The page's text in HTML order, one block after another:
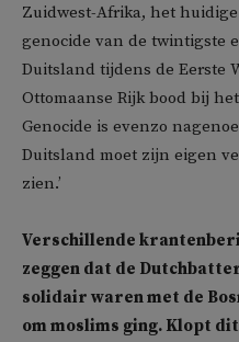
Zuidwest-Afrika, het
genocide van de twintigste
Duitsland tijdens de Eerste
Ottomaanse Rijk bood bij
Genocide is evenzo
Duitsland moet zijn eigen
zien.’
Verschillende
zeggen dat de
solidair waren met de
om moslims ging. Klopt